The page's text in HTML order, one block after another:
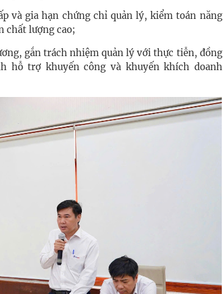
và gia hạn chứng chỉ quản lý, kiểm toán năng
chất lượng cao;
gắn trách nhiệm quản lý với thực tiễn, đồng
hỗ trợ khuyến công và khuyến khích doanh